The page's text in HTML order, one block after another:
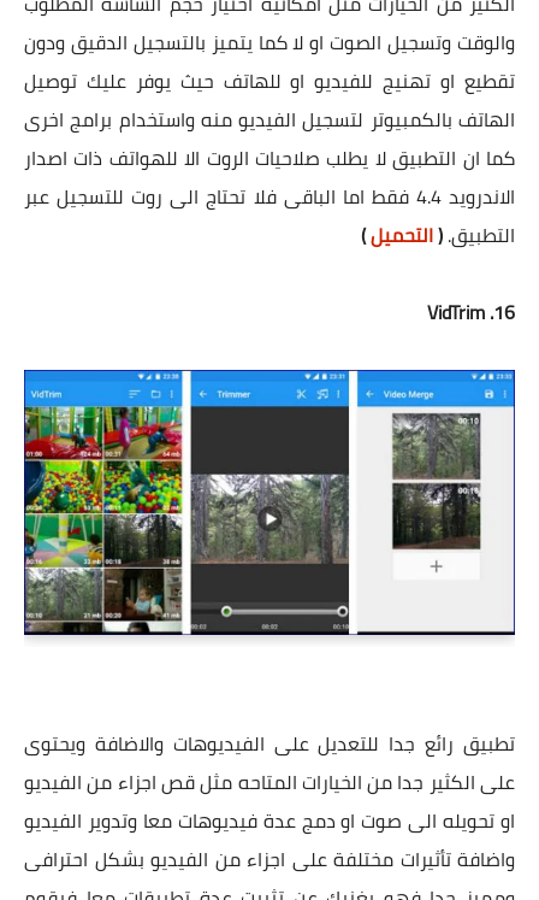
والوقت وتسجيل الصوت او لا كما يتميز بالتسجيل الدقيق ودون
تقطيع او تهنيج للفيديو او للهاتف حيث يوفر عليك توصيل
الهاتف بالكمبيوتر لتسجيل الفيديو منه واستخدام برامج اخرى
كما ان التطبيق لا يطلب صلاحيات الروت الا للهواتف ذات اصدار
الاندرويد 4.4 فقط اما الباقى فلا تحتاج الى روت للتسجيل عبر
التطبيق.(التحميل)
16. VidTrim
تطبيق رائع جدا للتعديل على الفيديوهات والاضافة ويحتوى
على الكثير جدا من الخيارات المتاحه مثل قص اجزاء من الفيديو
او تحويله الى صوت او دمج عدة فيديوهات معا وتدوير الفيديو
واضافة تأثيرات مختلفة على اجزاء من الفيديو بشكل احترافى